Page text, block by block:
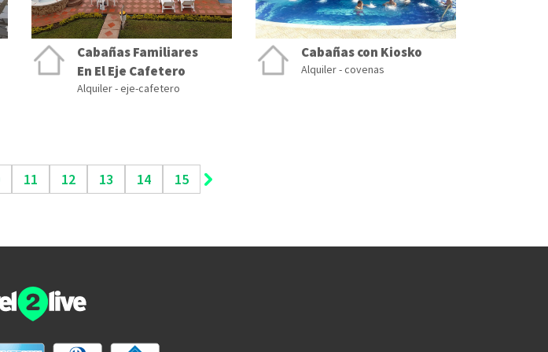
Cabañas Familiares
En El Eje Cafetero
Alquiler - eje-cafetero
Cabañas con Kiosko
Alquiler - covenas
11 12 13 14 15